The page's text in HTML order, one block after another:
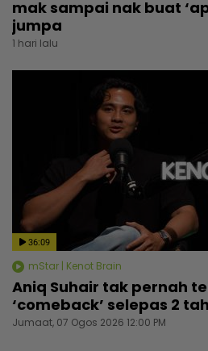
mak sampai nak buat
jumpa
1 hari lalu
36:09
mStar | Kenot Brain
Aniq Suhair tak pernah
‘comeback’ selepas 2
Jumaat, 07 Ogos 2026 12:00 PM